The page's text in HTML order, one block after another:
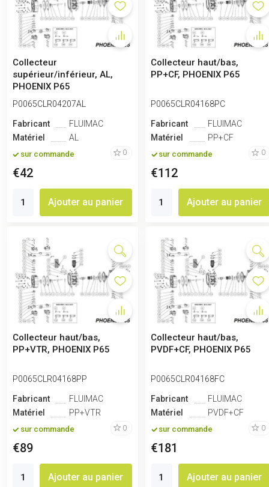
Collecteur
supérieur/inférieur, AL,
PHOENIX P65
P0065CLR04207AL
Fabricant
FLUIMAC
Matériel
AL
sur commande 0
€42
Ajouter au panier
Collecteur haut/bas,
PP+CF, PHOENIX P65
P0065CLR04168PC
Fabricant
FLUIMAC
Matériel
PP+CF
sur commande 0
€112
Ajouter au panier
Collecteur haut/bas,
PP+VTR, PHOENIX P65
P0065CLR04168PP
Fabricant
FLUIMAC
Matériel
PP+VTR
sur commande 0
€89
Ajouter au panier
Collecteur haut/bas,
PVDF+CF, PHOENIX P65
P0065CLR04168FC
Fabricant
FLUIMAC
Matériel
PVDF+CF
sur commande 0
€181
Ajouter au panier